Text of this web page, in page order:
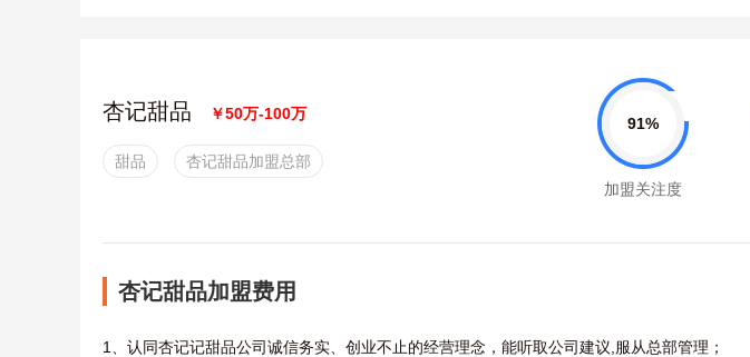
杏记甜品 ￥50万-100万
甜品 杏记甜品加盟总部
91%
加盟关注度
杏记甜品加盟费用
1、认同杏记记甜品公司诚信务实、创业不止的经营理念，能听取公司建议,服从总部管理；